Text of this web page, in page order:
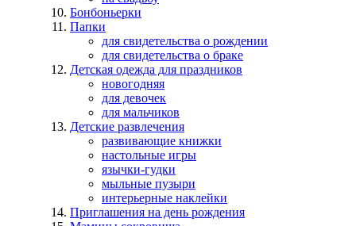
Бонбоньерки
Папки
для свидетельства о рождении
для свидетельства о браке
Детская одежда для праздников
новогодняя
для девочек
для мальчиков
Детские развлечения
развивающие книжки
настольные игры
язычки-гудки
мыльные пузыри
интерьерные наклейки
Приглашения на день рождения